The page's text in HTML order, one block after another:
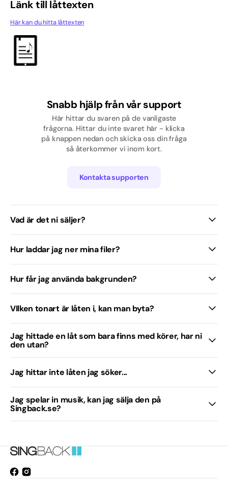
Pop
Rap/Hip hop
Svenska
Traditionell / Visa
Länk till låttexten
Här kan du hitta låttexten
Snabb hjälp från vår support
Här hittar du svaren på de vanligaste
frågorna. Hittar du inte svaret här - klicka
på knappen nedan och skicka oss din fråga
så återkommer vi inom kort.
Kontakta supporten
Vad är det ni säljer?
Hur laddar jag ner mina filer?
Hur får jag använda bakgrunden?
VIlken tonart är låten i, kan man byta?
Jag hittade en låt som bara finns med körer, har ni
den utan?
Jag hittar inte låten jag söker...
Jag spelar in musik, kan jag sälja den på
Singback.se?
Facebook
Instagram